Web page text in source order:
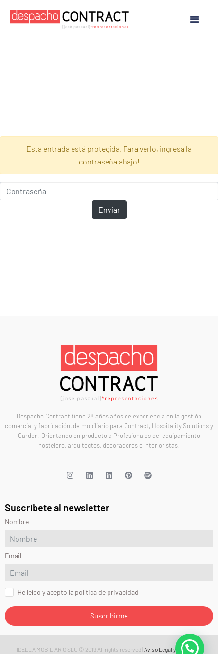
Esta entrada está protegida. Para verlo, ingresa la
contraseña abajo!
Despacho Contract tiene 28 años años de experiencia en la gestión
comercial y fabricación, de mobiliario para Contract, Hospitality Solutions y
Garden. Orientando en producto a Profesionales del equipamiento
hostelero, arquitectos, decoradores e interioristas.
Suscríbete al newsletter
Nombre
Email
He leído y acepto la política de privacidad
Suscribirme
IDELLA MOBILIARIO SLU © 2019 All rights reserved | Aviso Legal y Política de